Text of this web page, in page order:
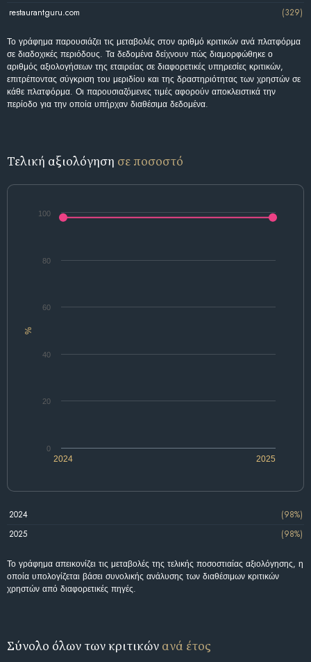
restaurantguru.com
(329)
Το γράφημα παρουσιάζει τις μεταβολές στον αριθμό κριτικών ανά πλατφόρμα
σε διαδοχικές περιόδους. Τα δεδομένα δείχνουν πώς διαμορφώθηκε ο
αριθμός αξιολογήσεων της εταιρείας σε διαφορετικές υπηρεσίες κριτικών,
επιτρέποντας σύγκριση του μεριδίου και της δραστηριότητας των χρηστών σε
κάθε πλατφόρμα. Οι παρουσιαζόμενες τιμές αφορούν αποκλειστικά την
περίοδο για την οποία υπήρχαν διαθέσιμα δεδομένα.
Τελική αξιολόγηση σε ποσοστό
%
2024 2025
0
20
40
60
80
100
2024
(98%)
2025
(98%)
Το γράφημα απεικονίζει τις μεταβολές της τελικής ποσοστιαίας αξιολόγησης, η
οποία υπολογίζεται βάσει συνολικής ανάλυσης των διαθέσιμων κριτικών
χρηστών από διαφορετικές πηγές.
Σύνολο όλων των κριτικών ανά έτος